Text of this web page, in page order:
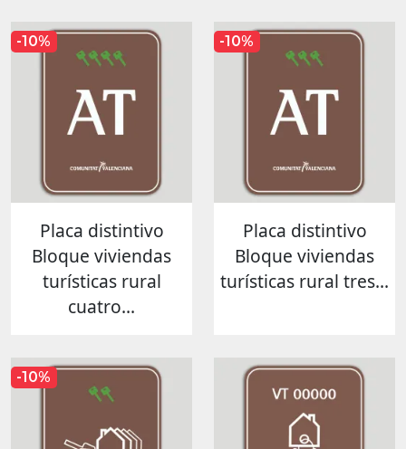
Placa distintivo
Bloque viviendas
turísticas rural
cuatro...
-10%
Placa distintivo
Bloque viviendas
turísticas rural tres...
-10%
-10%